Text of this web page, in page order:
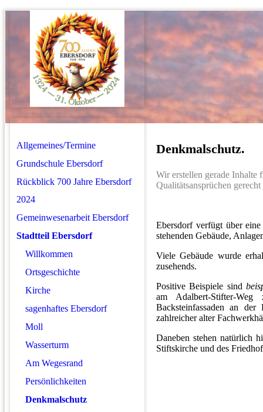
Allgemeines/Termine
Grundschule Ebersdorf
Rückblick 700 Jahre Ebersdorf
2024
Gemeinwesenarbeit Ebersdorf
Stadtteil Ebersdorf
Willkommen
Ortsgeschichte
Kirche
sagenhaftes Ebersdorf
Moll
Wasserturm
Am Wegesrand
Persönlichkeiten
Denkmalschutz
Denkmalschutz.
Wir erstellen gerade Inhalte
Qualitätsansprüchen
Ebersdorf verfügt über
stehenden Gebäude,
Viele Gebäude wurde
zusehends.
Positive Beispiele sind
am Adalbert-Stifter-
Backsteinfassaden an
zahlreicher alter
Daneben stehen natürlich
Stiftskirche und des